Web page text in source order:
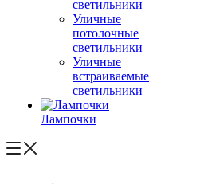
светильники
Уличные
потолочные
светильники
Уличные
встраиваемые
светильники
Лампочки